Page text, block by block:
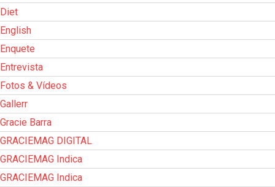
Diet
English
Enquete
Entrevista
Fotos & Vídeos
Gallerr
Gracie Barra
GRACIEMAG DIGITAL
GRACIEMAG Indica
GRACIEMAG Indica